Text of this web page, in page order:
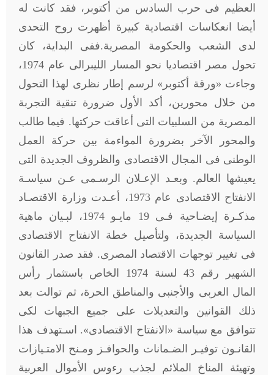
العظيم فى حرب السادس من أكتوبر، فقد كانت له
أيضا انعكاسات اقتصادية كبيرة أظهرت روح التحدى
لدى الشعب والحكومة المصرية.ففى البداية، كان
تحول مصر اقتصاديا نحو المسار الليبرالى عام 1974،
وجاءت «ورقة أكتوبر» لرسم إطار نظرى لهذا التحول
من خلال محورين، أكد الأول ضرورة تنقية التجربة
المصرية من السلبيات التى أعاقت حركتها. فيما طالب
والمحور الآخر بضرورة المواءمة بين حركة العمل
الوطنى فى المجال الاقتصادى والظروف الجديدة التى
يعيشها العالم. وبعـد الإعـلان الرسـمى عـن سياسـة
الانفتاح الاقتصادى عام 1973، أعـدت وزارة الاقتصـاد
مذكـرة إيضـاحية فـى 19 مايـو 1974، لبـيان ماهية
السياسة الجديدة، ولتأصيل خطة الانفتاح الاقتصادى
فى تغيير توجهات الاقتصاد المصرى. فقد صدر القانون
الشهير رقم 43 لسنة 1974 الخاص باستثمار رأس
المال العربى والأجنبى والمناطق الحرة، ثم توالت بعد
ذلك القوانين والتعديلات على جميع الجبهات لكى
تتوافق مع سياسة «الانفتاح الاقتصادى». اسـتهدف هذا
القانـون توفيـر الضـمانات والحوافـز ومـنح الامتـيازات
وتهيئة المناخ الملائم لجذب رءوس الأموال العربية